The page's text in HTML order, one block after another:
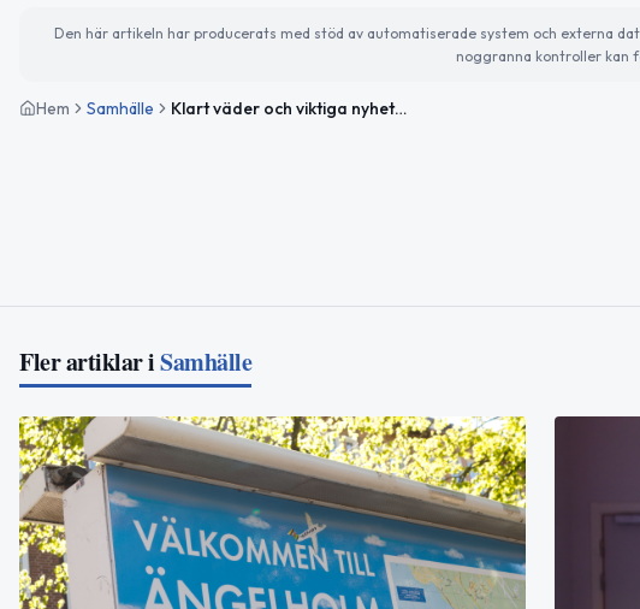
Den här artikeln har producerats med stöd av automatiserade system och externa
noggranna kontroller kan
Hem Samhälle Klart väder och viktiga nyheter för Ängelholm idag
Fler artiklar iSamhälle